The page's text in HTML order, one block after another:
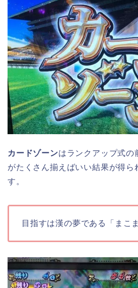
カードゾーンはランクアップ式の
がたくさん揃えばいい結果が得ら
す。
目指すは漢の夢である「まこ